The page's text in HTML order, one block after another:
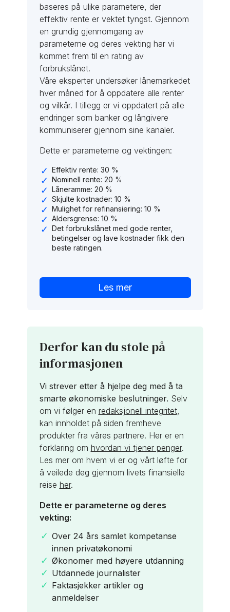
baseres på ulike parametere, der
effektiv rente er vektet tyngst. Gjennom
en grundig gjennomgang av
parameterne og deres vekting har vi
kommet frem til en rating av
forbrukslånet.
Våre eksperter undersøker lånemarkedet
hver måned for å oppdatere alle renter
og vilkår. I tillegg er vi oppdatert på alle
endringer som banker og långivere
kommuniserer gjennom sine kanaler.
Dette er parameterne og vektingen:
Effektiv rente: 30 %
Nominell rente: 20 %
Låneramme: 20 %
Skjulte kostnader: 10 %
Mulighet for refinansiering: 10 %
Aldersgrense: 10 %
Det forbrukslånet med gode renter,
betingelser og lave kostnader fikk den
beste ratingen.
Les mer
Derfor kan du stole på
informasjonen
Vi strever etter å hjelpe deg med å ta
smarte økonomiske beslutninger. Selv
om vi følger en redaksjonell integritet,
kan innholdet på siden fremheve
produkter fra våres partnere. Her er en
forklaring om hvordan vi tjener penger.
Les mer om hvem vi er og vårt løfte for
å veilede deg gjennom livets finansielle
reise her.
Dette er parameterne og deres
vekting:
Over 24 års samlet kompetanse
innen privatøkonomi
Økonomer med høyere utdanning
Utdannede journalister
Faktasjekker artikler og
anmeldelser